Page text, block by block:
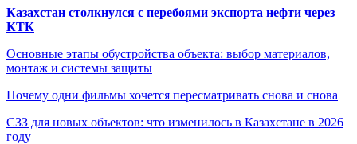
Казахстан столкнулся с перебоями экспорта нефти через
КТК
Основные этапы обустройства объекта: выбор материалов,
монтаж и системы защиты
Почему одни фильмы хочется пересматривать снова и снова
СЗЗ для новых объектов: что изменилось в Казахстане в 2026
году